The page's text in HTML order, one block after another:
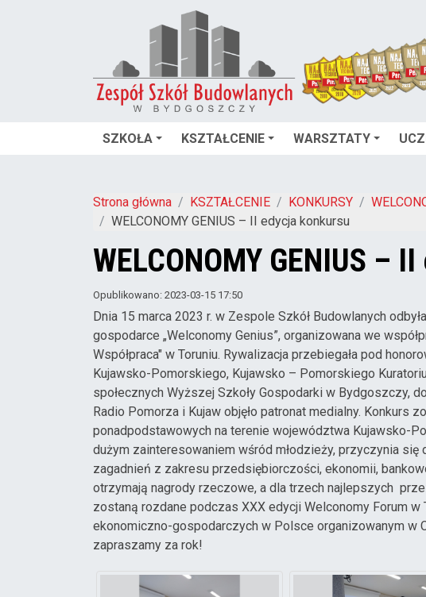
SZKOŁA KSZTAŁCENIE WARSZTATY
Strona główna KSZTAŁCENIE KONKURSY
WELCONOMY GENIUS – II edycja konkursu
WELCONOMY GENIUS –
Opublikowano: 2023-03-15 17:50
Dnia 15 marca 2023 r. w Zespole Szkół Budowlanych
gospodarce „Welconomy Genius”, organizowana we
Współpraca" w Toruniu. Rywalizacja przebiegała pod
Kujawsko-Pomorskiego, Kujawsko – Pomorskiego
społecznych Wyższej Szkoły Gospodarki w Bydgoszczy,
Radio Pomorza i Kujaw objęło patronat medialny. Konkurs
ponadpodstawowych na terenie województwa Kujawsko-
dużym zainteresowaniem wśród młodzieży, przyczynia się
zagadnień z zakresu przedsiębiorczości, ekonomii,
otrzymają nagrody rzeczowe, a dla trzech najlepszych
zostaną rozdane podczas XXX edycji Welconomy Forum w
ekonomiczno-gospodarczych w Polsce organizowanym w
zapraszamy za rok!